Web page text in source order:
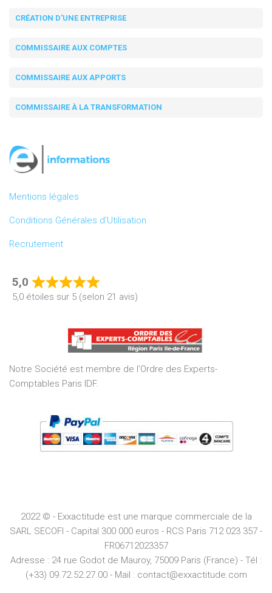
CRÉATION D'UNE ENTREPRISE
COMMISSAIRE AUX COMPTES
COMMISSAIRE AUX APPORTS
COMMISSAIRE À LA TRANSFORMATION
Mentions légales
Conditions Générales d’Utilisation
Recrutement
5,0
Rated
5,0
of
5
5,0 étoiles sur 5 (selon 21 avis)
Notre Société est membre de l’Ordre des Experts-
Comptables Paris IDF.
2022 © - Exxactitude est une marque commerciale de la
SARL SECOFI - Capital 300 000 euros - RCS Paris 712 023 357 -
FR06712023357
Adresse : 24 rue Godot de Mauroy, 75009 Paris (France) - Tél :
(+33) 09.72.52.27.00 - Mail : contact@exxactitude.com